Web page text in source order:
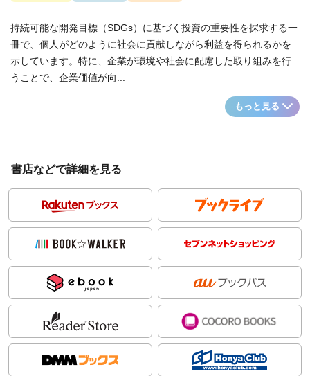
持続可能な開発目標（SDGs）に基づく投資の重要性を探求する一
冊で、個人がどのように社会に貢献しながら利益を得られるかを
示しています。特に、企業が環境や社会に配慮した取り組みを行
うことで、企業価値が向...
もっと見る
書店などで詳細を見る